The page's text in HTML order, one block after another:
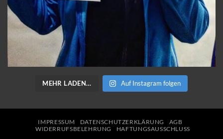
MEHR LADEN… Auf Instagram folgen
IMPRESSUM DATENSCHUTZERKLÄRUNG
AGB
WIDERRUFSBELEHRUNG
HAFTUNGSAUSSCHLUSS